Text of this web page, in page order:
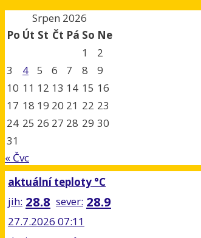
Srpen 2026
Po Út St Čt Pá So Ne
1
2
3
4 5 6 7 8
9
10 11 12 13 14 15 16
17 18 19 20 21 22 23
24 25 26 27 28 29 30
31
« Čvc
aktuální teploty °C
jih: 28.8 sever: 28.9
27.7.2026 07:11